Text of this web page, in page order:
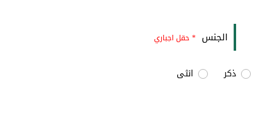
الجنس * حقل اجباري
ذكر انثى